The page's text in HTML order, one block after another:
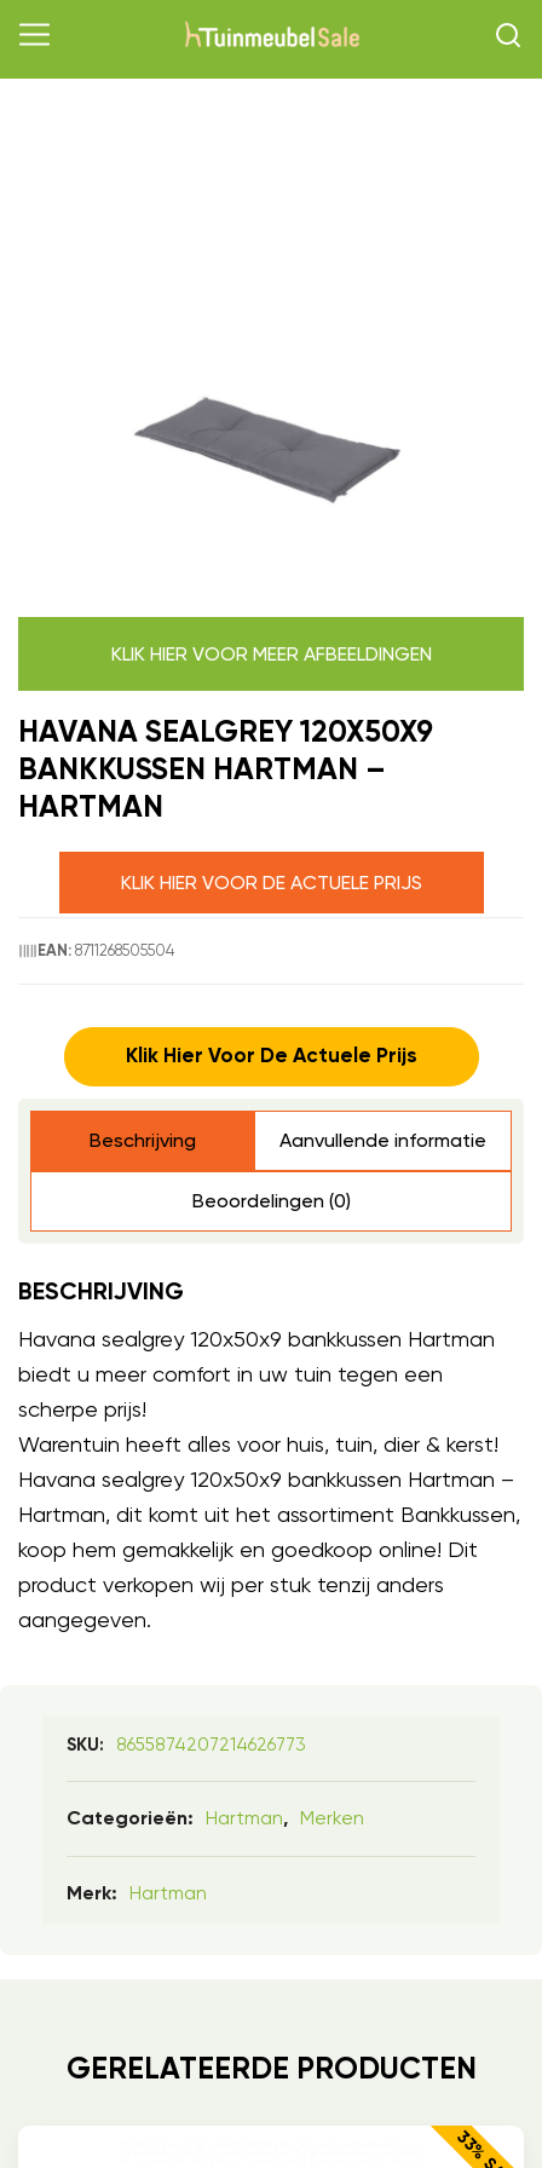
KLIK HIER VOOR MEER AFBEELDINGEN
HAVANA SEALGREY 120X50X9
BANKKUSSEN HARTMAN –
HARTMAN
KLIK HIER VOOR DE ACTUELE PRIJS
EAN: 8711268505504
Klik Hier Voor De Actuele Prijs
Beschrijving Aanvullende informatie
Beoordelingen (0)
BESCHRIJVING
Havana sealgrey 120x50x9 bankkussen Hartman
biedt u meer comfort in uw tuin tegen een
scherpe prijs!
Warentuin heeft alles voor huis, tuin, dier & kerst!
Havana sealgrey 120x50x9 bankkussen Hartman –
Hartman, dit komt uit het assortiment Bankkussen,
koop hem gemakkelijk en goedkoop online! Dit
product verkopen wij per stuk tenzij anders
aangegeven.
SKU: 8655874207214626773
Categorieën: Hartman, Merken
Merk: Hartman
GERELATEERDE PRODUCTEN